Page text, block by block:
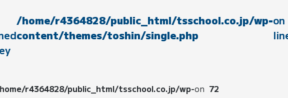
/home/r4364828/public_html/tsschool.co.jp/wp-
content/themes/toshin/single.php
on
r4364828/public_html/tsschool.co.jp/wp-on 72